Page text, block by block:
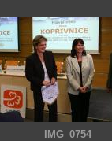
IMG_0754